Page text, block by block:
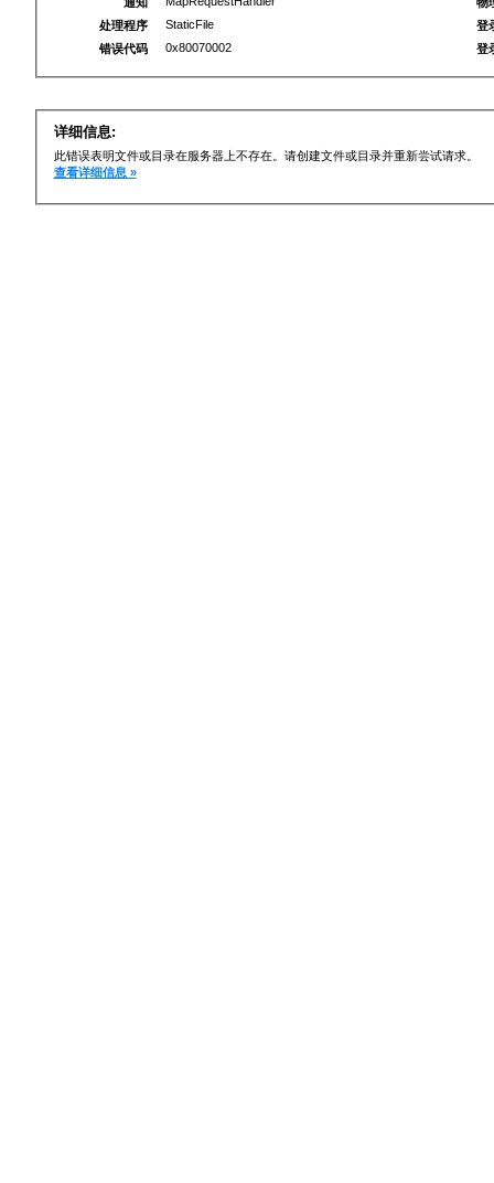
处理程序
StaticFile
错误代码
0x80070002
登
登
详细信息:
此错误表明文件或目录在服务器上不存在。请创建文件或目录并重新尝试请求。
查看详细信息 »